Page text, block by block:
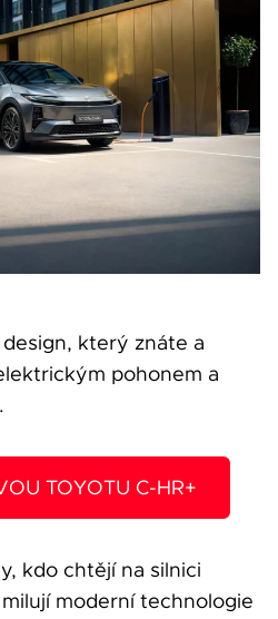
který znáte a
pohonem a
TOYOTU C-HR+
kdo chtějí na silnici
moderní technologie